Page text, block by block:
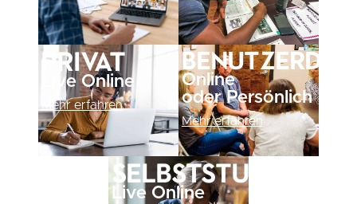
Privat
Live Online
Mehr erfahren
Online
oder Persönlich
Mehr erfahren
Selbststudium
Live Online